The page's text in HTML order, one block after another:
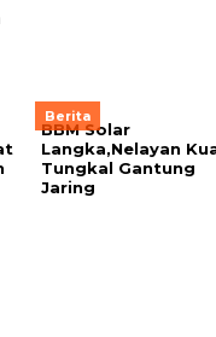
Berita
BBM Solar
Langka,Nelayan
Tungkal Gantung
Jaring